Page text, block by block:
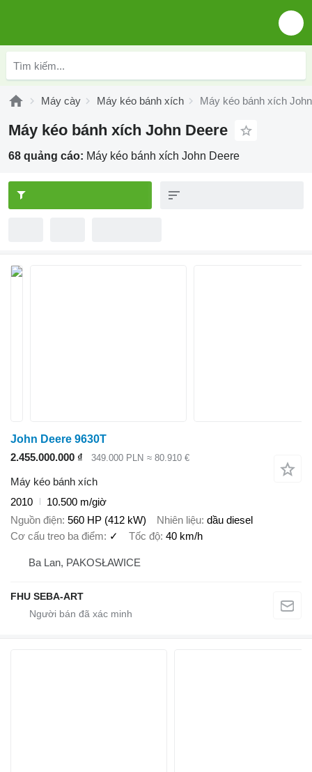
Máy cày Máy kéo bánh xích Máy kéo bánh xích
Máy kéo bánh xích John Deere
68 quảng cáo: Máy kéo bánh xích John Deere
John Deere 9630T
2.455.000.000 ₫
349.000 PLN ≈ 80.910 €
Máy kéo bánh xích
2010
10.500 m/giờ
Nguồn điện 560 HP (412 kW) Nhiên liệu dầu diesel
Cơ cấu treo ba điểm
✓ Tốc độ 40 km/h
Ba Lan, PAKOSŁAWICE
FHU SEBA-ART